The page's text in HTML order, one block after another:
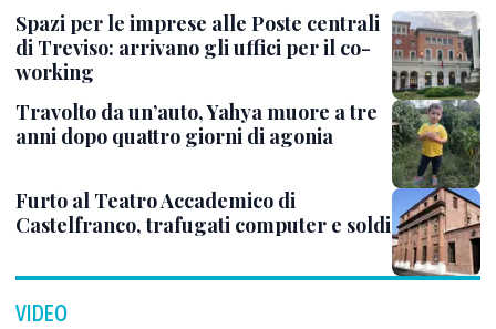
Spazi per le imprese alle Poste centrali
di Treviso: arrivano gli uffici per il co-
working
Travolto da un’auto, Yahya muore a tre
anni dopo quattro giorni di agonia
Furto al Teatro Accademico di
Castelfranco, trafugati computer e soldi
VIDEO